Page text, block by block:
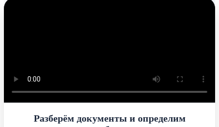
Разберём документы и определим